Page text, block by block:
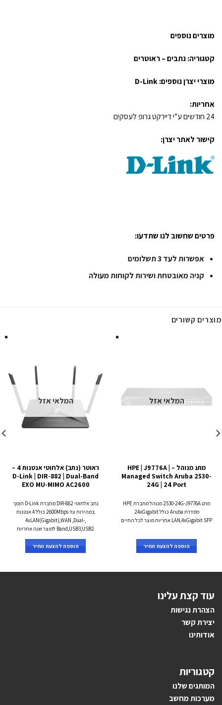
מוצרים נוספים
קטגוריה:נתבים – ראוטרים
מוצרי יצרן נוספים:D-Link
אחריות:
24 חודשים ע”י דיירקט גרופ לעסקים
קישור לאתר יצרן:
פרטים שחשוב לנו שתדעו:
אפשרות לעד 3 תשלומים
קניה מאובטחת ושירות לקוחות מעולה
מוצרים קשורים
המלאי אזל
מתג מנוהל – HPE | J9776A |
Managed Switch Aruba 2530-
24G | 24 Port
מתג 2530-24G-J9776A מנוהל מחברת HPE
מסדרת Aruba כולל 24xGigabit
LAN,4xGigabit SFP אחריות מוצר לכל החיים
הוספה להצעת מחיר
המלאי אזל
ראוטר (נתב) אלחוטי אנטנות 4 –
D-Link | DIR-882 | Dual-Band
EXO MU-MIMO AC2600
נתב אלחוטי DIR-882 מחברת D-Link תומך
במהירות עד 2600Mbps כולל 4 אנטנות
,4xLAN(Gigabit),WAN ,Dual-
Band,USB3,USB2 למוצר שנה אחריות
הוספה להצעת מחיר
עוד קצת עלינו
הצהרת נגישות
יצירת קשר
אודותינו
קטגוריות
המותגים שלנו
מערכות מחשב